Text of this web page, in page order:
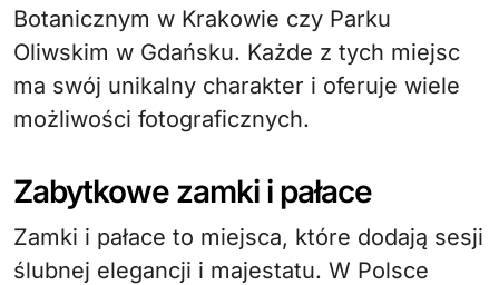
Botanicznym w Krakowie czy Parku
Oliwskim w Gdańsku. Każde z tych miejsc
ma swój unikalny charakter i oferuje wiele
możliwości fotograficznych.
Zabytkowe zamki i pałace
Zamki i pałace to miejsca, które dodają sesji
ślubnej elegancji i majestatu. W Polsce